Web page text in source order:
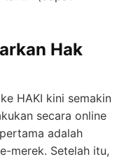
Hak
ke HAKI kini semakin
secara online
adalah
merek. Setelah itu,